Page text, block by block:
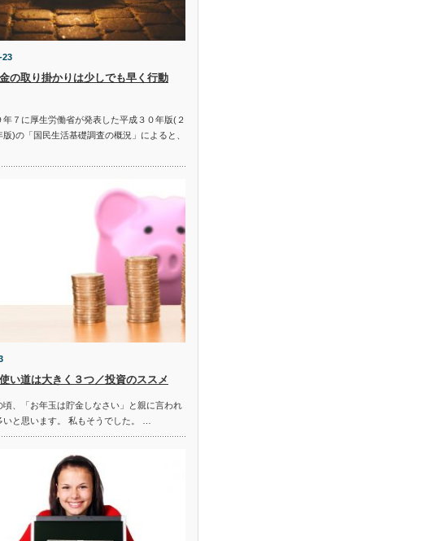
23
の取り掛かりは少しでも早く行動
年７に厚生労働省が発表した平成３０年版(２
版)の「国民生活基礎調査の概況」によると、
い道は大きく３つ／投資のススメ
頃、「お年玉は貯金しなさい」と親に言われ
いと思います。 私もそうでした。 …